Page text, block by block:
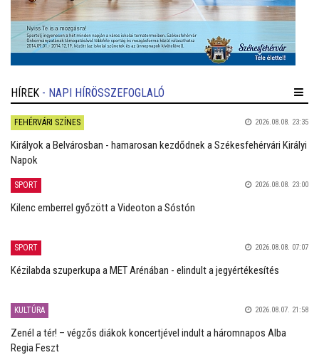
HÍREK - NAPI HÍRÖSSZEFOGLALÓ
FEHÉRVÁRI SZÍNES 2026.08.08. 23:35
Királyok a Belvárosban - hamarosan kezdődnek a Székesfehérvári Királyi
Napok
SPORT 2026.08.08. 23:00
Kilenc emberrel győzött a Videoton a Sóstón
SPORT 2026.08.08. 07:07
Kézilabda szuperkupa a MET Arénában - elindult a jegyértékesítés
KULTÚRA 2026.08.07. 21:58
Zenél a tér! – végzős diákok koncertjével indult a háromnapos Alba
Regia Feszt